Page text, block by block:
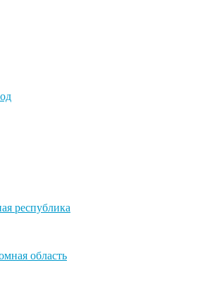
республика
область